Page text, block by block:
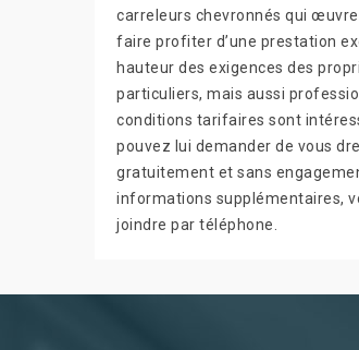
carreleurs chevronnés qui
faire profiter d’une prestation
hauteur des exigences des
particuliers, mais aussi
conditions tarifaires sont
pouvez lui demander de vous
gratuitement et sans
informations supplémentaires,
joindre par téléphone.